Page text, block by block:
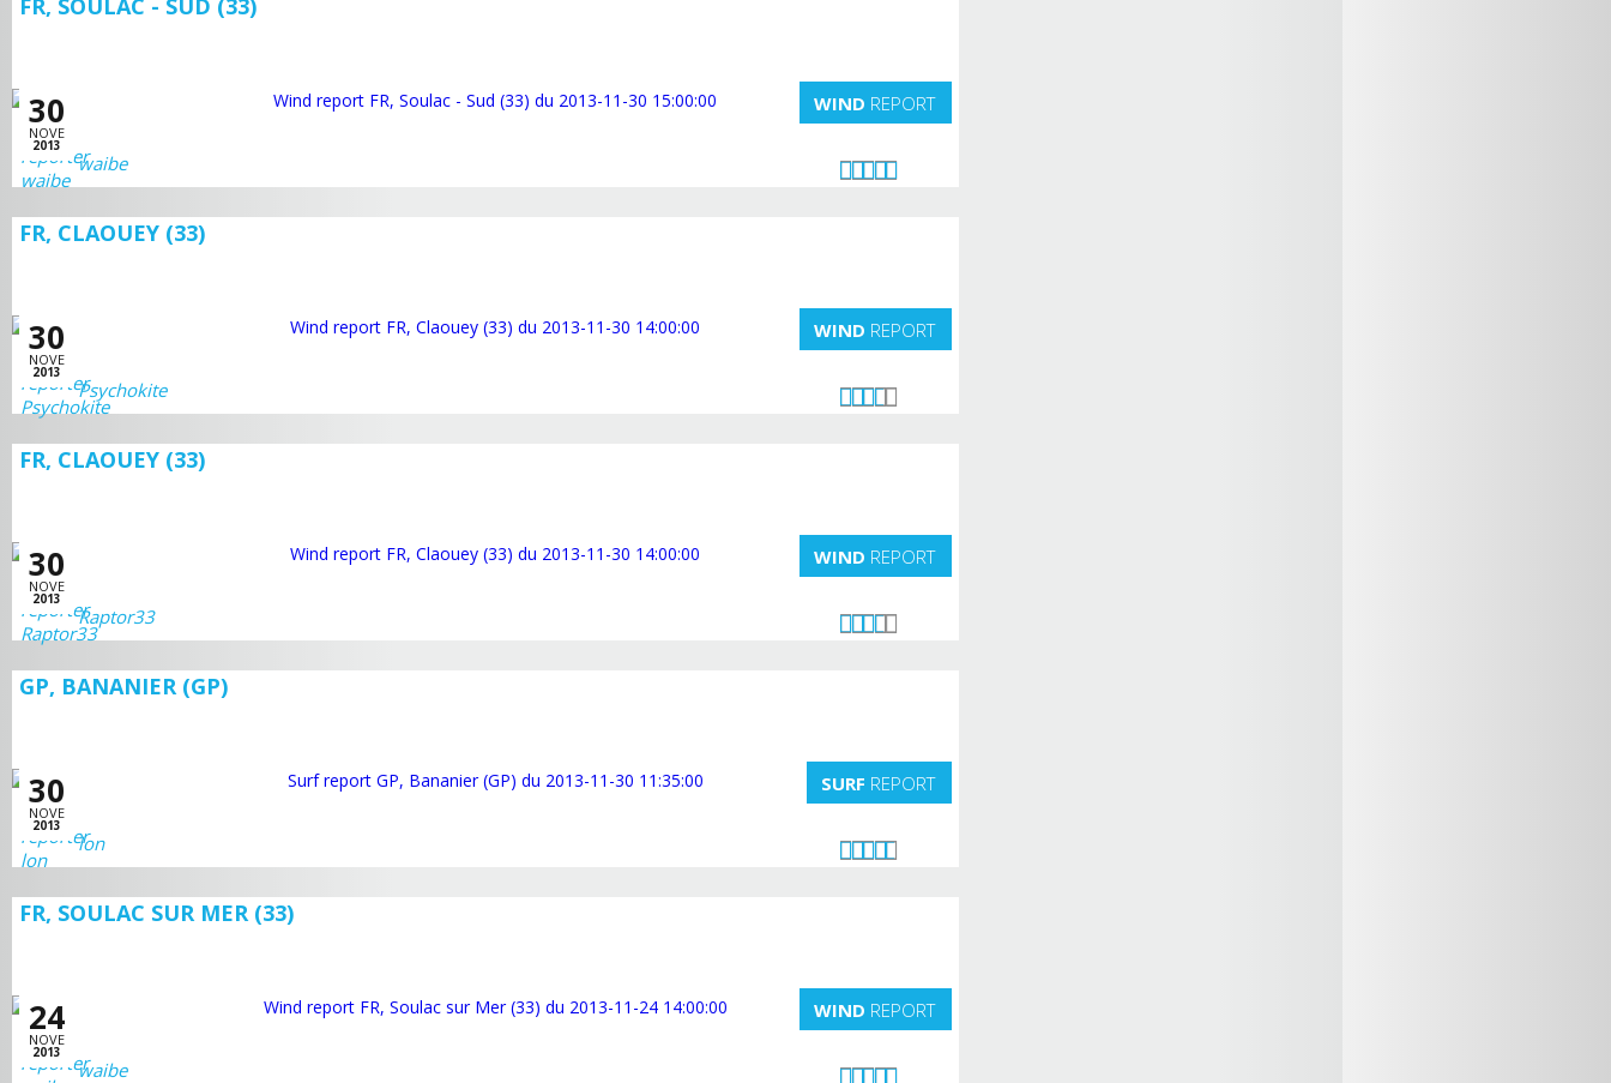
FR, SOULAC - SUD (33)
30
NOVE
2013
WIND REPORT
waibe
FR, CLAOUEY (33)
30
NOVE
2013
WIND REPORT
Psychokite
FR, CLAOUEY (33)
30
NOVE
2013
WIND REPORT
Raptor33
GP, BANANIER (GP)
30
NOVE
2013
SURF REPORT
lon
FR, SOULAC SUR MER (33)
24
NOVE
2013
WIND REPORT
waibe